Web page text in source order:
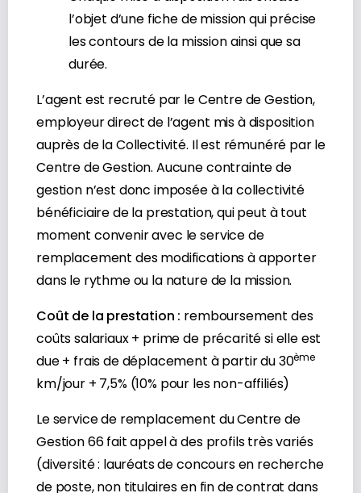
l’objet d’une fiche de mission qui précise
les contours de la mission ainsi que sa
durée.
L’agent est recruté par le Centre de Gestion,
employeur direct de l’agent mis à disposition
auprès de la Collectivité. Il est rémunéré par le
Centre de Gestion. Aucune contrainte de
gestion n’est donc imposée à la collectivité
bénéficiaire de la prestation, qui peut à tout
moment convenir avec le service de
remplacement des modifications à apporter
dans le rythme ou la nature de la mission.
Coût de la prestation : remboursement des
coûts salariaux + prime de précarité si elle est
due + frais de déplacement à partir du 30ème
km/jour + 7,5% (10% pour les non-affiliés)
Le service de remplacement du Centre de
Gestion 66 fait appel à des profils très variés
(diversité : lauréats de concours en recherche
de poste, non titulaires en fin de contrat dans